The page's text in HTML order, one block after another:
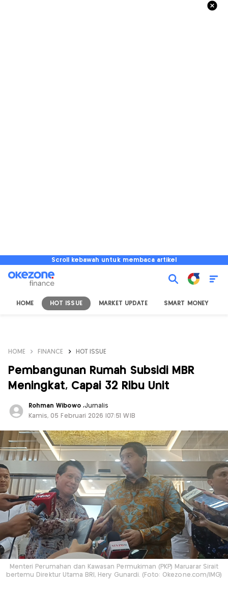
Scroll kebawah untuk membaca artikel
HOME HOT ISSUE MARKET UPDATE SMART MONEY
HOME FINANCE HOT ISSUE
Pembangunan Rumah Subsidi MBR
Meningkat, Capai 32 Ribu Unit
Rohman Wibowo ,Jurnalis
Kamis, 05 Februari 2026 |07:51 WIB
Menteri Perumahan dan Kawasan Permukiman (PKP) Maruarar Sirait
bertemu Direktur Utama BRI, Hery Gunardi. (Foto: Okezone.com/IMG)